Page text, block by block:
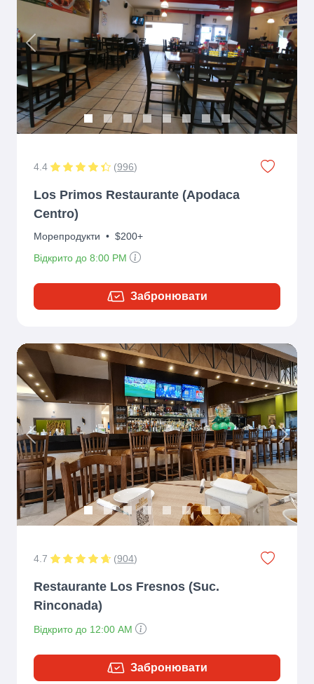
Previous Next
4.4 (996)
Los Primos Restaurante (Apodaca
Centro)
Морепродукти • $200+
Відкрито до 8:00 PM
Забронювати
Previous Next
4.7 (904)
Restaurante Los Fresnos (Suc.
Rinconada)
Відкрито до 12:00 AM
Забронювати